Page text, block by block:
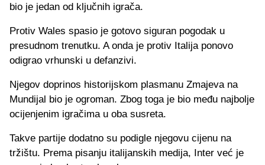
bio je jedan od ključnih igrača.
Protiv Wales spasio je gotovo siguran pogodak u
presudnom trenutku. A onda je protiv Italija ponovo
odigrao vrhunski u defanzivi.
Njegov doprinos historijskom plasmanu Zmajeva na
Mundijal bio je ogroman. Zbog toga je bio među najbolje
ocijenjenim igračima u oba susreta.
Takve partije dodatno su podigle njegovu cijenu na
tržištu. Prema pisanju italijanskih medija, Inter već je